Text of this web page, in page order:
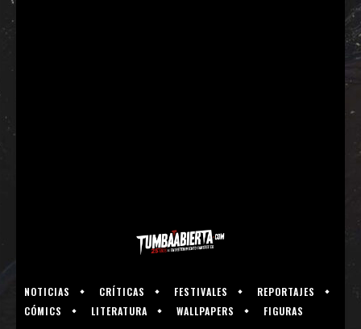
NOTICIAS CRÍTICAS FESTIVALES
REPORTAJES
CÓMICS
LITERATURA WALLPAPERS FIGURAS